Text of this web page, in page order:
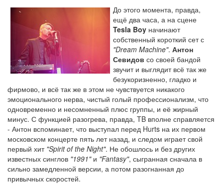
До этого момента, правда,
ещё два часа, а на сцене
Tesla Boy начинают
собственный короткий сет с
"Dream Machine". Антон
Севидов со своей бандой
звучит и выглядит всё так же
безукоризненно, гладко и
фирмово, и всё так же в этом не чувствуется никакого
эмоционального нерва, чистый голый профессионализм, что
одновременно и несомненный плюс группы, и её жирный
минус. С функцией разогрева, правда, TB вполне справляется
- Антон вспоминает, что выступал перед Hurts на их первом
московском концерте пять лет назад, и следом играет свой
первый хит "Spirit of the Night". Не обошлось и без других
известных синглов "1991"и "Fantasy", сыгранная сначала в
сильно замедленной версии, а потом разогнанная до
привычных скоростей.